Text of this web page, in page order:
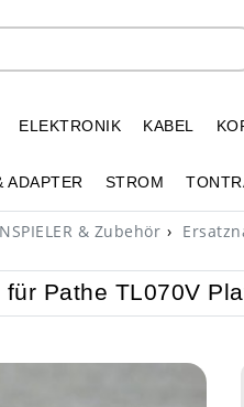
ELEKTRONIK KABEL
ADAPTER STROM
& Zubehör
für Pathe TL070V